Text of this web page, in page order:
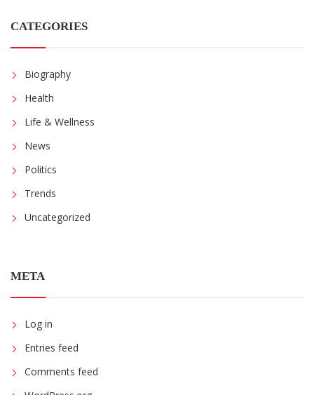
CATEGORIES
Biography
Health
Life & Wellness
News
Politics
Trends
Uncategorized
META
Log in
Entries feed
Comments feed